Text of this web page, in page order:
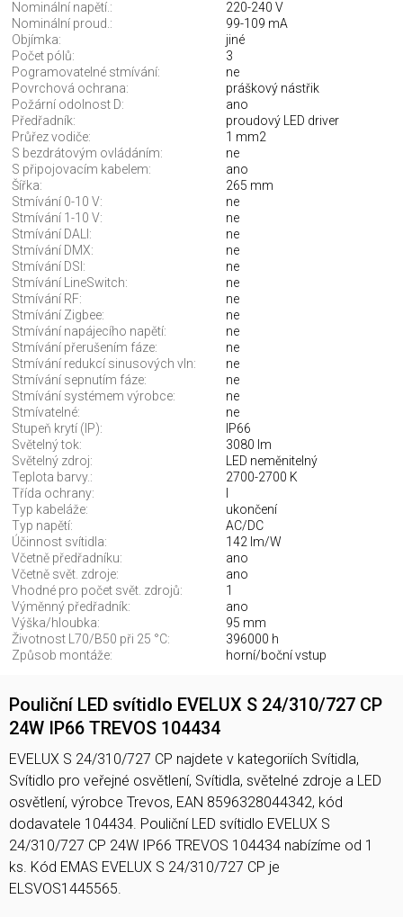
Nominální napětí.:
220-240 V
Nominální proud.:
99-109 mA
Objímka:
jiné
Počet pólů:
3
Pogramovatelné stmívání:
ne
Povrchová ochrana:
práškový nástřik
Požární odolnost D:
ano
Předřadník:
proudový LED driver
Průřez vodiče:
1 mm2
S bezdrátovým ovládáním:
ne
S připojovacím kabelem:
ano
Šířka:
265 mm
Stmívání 0-10 V:
ne
Stmívání 1-10 V:
ne
Stmívání DALI:
ne
Stmívání DMX:
ne
Stmívání DSI:
ne
Stmívání LineSwitch:
ne
Stmívání RF:
ne
Stmívání Zigbee:
ne
Stmívání napájecího napětí:
ne
Stmívání přerušením fáze:
ne
Stmívání redukcí sinusových vln:
ne
Stmívání sepnutím fáze:
ne
Stmívání systémem výrobce:
ne
Stmívatelné:
ne
Stupeň krytí (IP):
IP66
Světelný tok:
3080 lm
Světelný zdroj:
LED neměnitelný
Teplota barvy.:
2700-2700 K
Třída ochrany:
Typ kabeláže:
ukončení
Typ napětí:
AC/DC
Účinnost svítidla:
142 lm/W
Včetně předřadníku:
ano
Včetně svět. zdroje:
ano
Vhodné pro počet svět. zdrojů:
1
Výměnný předřadník:
ano
Výška/hloubka:
95 mm
Životnost L70/B50 při 25 °C:
396000 h
Způsob montáže:
horní/boční vstup
Pouliční LED svítidlo EVELUX S 24/310/727 CP
24W IP66 TREVOS 104434
EVELUX S 24/310/727 CP najdete v kategoriích Svítidla,
Svítidlo pro veřejné osvětlení, Svítidla, světelné zdroje a LED
osvětlení, výrobce Trevos, EAN 8596328044342, kód
dodavatele 104434. Pouliční LED svítidlo EVELUX S
24/310/727 CP 24W IP66 TREVOS 104434 nabízíme od 1
ks. Kód EMAS EVELUX S 24/310/727 CP je
ELSVOS1445565.